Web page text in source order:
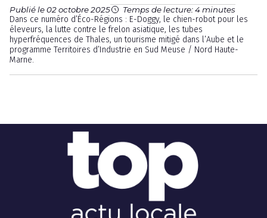
Publié le 02 octobre 2025 Temps de lecture: 4 minutes
Dans ce numéro d’Éco-Régions : E-Doggy, le chien-robot pour les
éleveurs, la lutte contre le frelon asiatique, les tubes
hyperfréquences de Thales, un tourisme mitigé dans l’Aube et le
programme Territoires d’Industrie en Sud Meuse / Nord Haute-
Marne.